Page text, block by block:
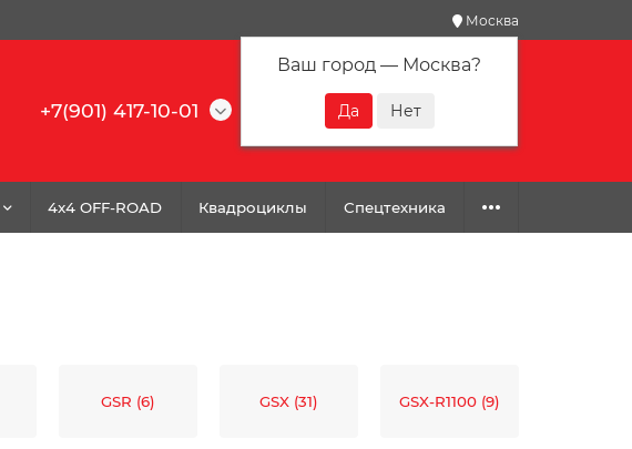
Москва
Ваш город — Москва?
+7(901) 417-10-01
4x4 OFF-ROAD Квадроциклы Спецтехника
GSR (6) GSX (31) GSX-R1100 (9)